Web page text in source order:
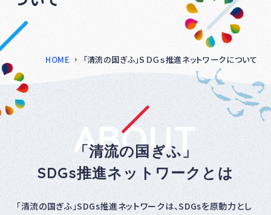
HOME 「清流の国ぎふ」ＳＤＧｓ推進ネットワークについて
ABOUT
「清流の国ぎふ」
SDGs推進ネットワークとは
「清流の国ぎふ」SDGs推進ネットワークは、SDGsを原動力とし